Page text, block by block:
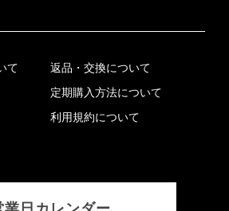
て
返品・交換について
定期購入方法について
利用規約について